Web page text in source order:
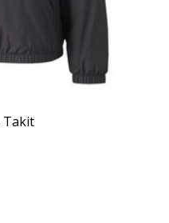
Takit